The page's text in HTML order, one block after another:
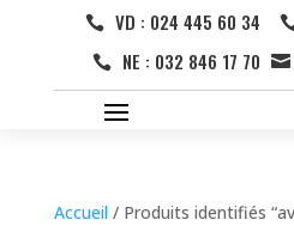
 VD : 024 445 60 34
 NE : 032 846 17 70 
Accueil / Produits identifiés